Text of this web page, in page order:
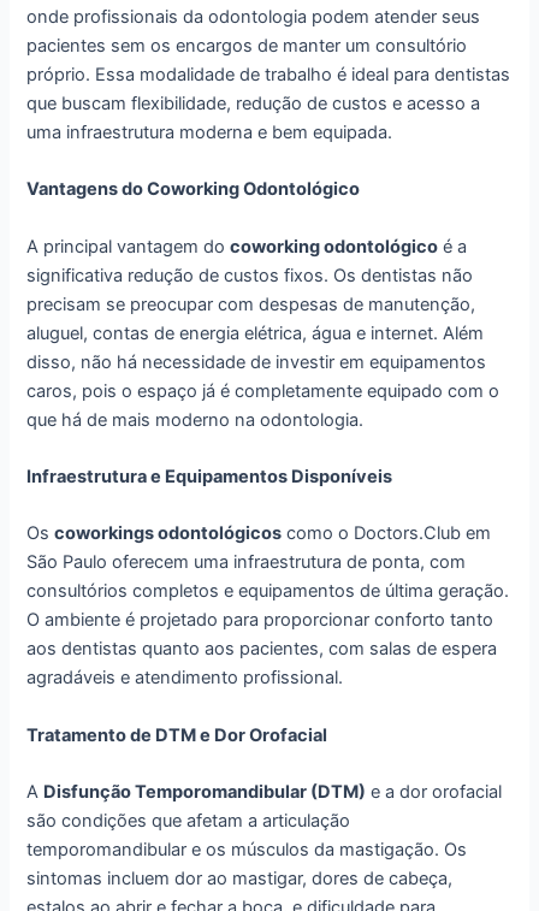
onde profissionais da odontologia podem atender seus
pacientes sem os encargos de manter um consultório
próprio. Essa modalidade de trabalho é ideal para dentistas
que buscam flexibilidade, redução de custos e acesso a
uma infraestrutura moderna e bem equipada.
Vantagens do Coworking Odontológico
A principal vantagem docoworking odontológico é a
significativa redução de custos fixos. Os dentistas não
precisam se preocupar com despesas de manutenção,
aluguel, contas de energia elétrica, água e internet. Além
disso, não há necessidade de investir em equipamentos
caros, pois o espaço já é completamente equipado com o
que há de mais moderno na odontologia.
Infraestrutura e Equipamentos Disponíveis
Oscoworkings odontológicos como o Doctors.Club em
São Paulo oferecem uma infraestrutura de ponta, com
consultórios completos e equipamentos de última geração.
O ambiente é projetado para proporcionar conforto tanto
aos dentistas quanto aos pacientes, com salas de espera
agradáveis e atendimento profissional.
Tratamento de DTM e Dor Orofacial
A Disfunção Temporomandibular (DTM) e a dor orofacial
são condições que afetam a articulação
temporomandibular e os músculos da mastigação. Os
sintomas incluem dor ao mastigar, dores de cabeça,